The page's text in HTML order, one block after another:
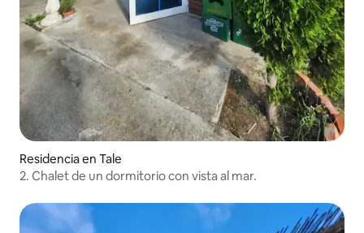
Residencia en Tale
2. Chalet de un dormitorio con vista al mar.